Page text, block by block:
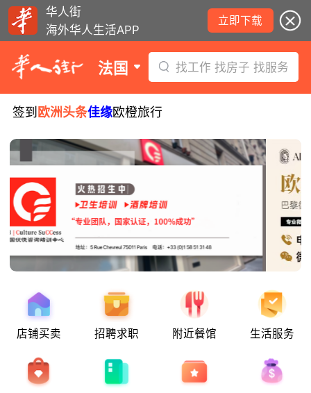
华人街
海外华人生活APP
立即下载
法国 找工作 找房子 找服务
签到 欧洲头条佳缘欧橙旅行
店铺买卖 招聘求职 附近餐馆 生活服务
地铁8号线部分关闭！宠物店违规罚款出
炉！